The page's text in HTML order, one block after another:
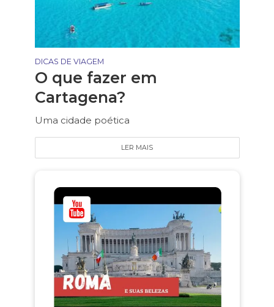
DICAS DE VIAGEM
O que fazer em
Cartagena?
Uma cidade poética
LER MAIS